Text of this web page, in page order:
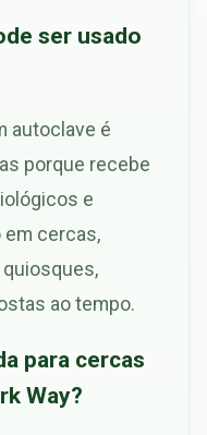
ser usado
autoclave é
porque recebe
e
em cercas,
ao tempo.
para cercas
Way?